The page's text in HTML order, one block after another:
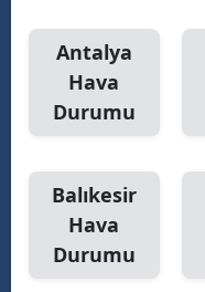
Antalya
Hava
Durumu
Balıkesir
Hava
Durumu